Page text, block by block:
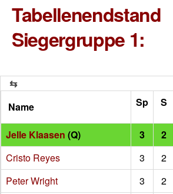
Tabellenendstand
Siegergruppe 1:
Name Sp S
Jelle Klaasen (Q) 3 2
Cristo Reyes
3 2
Peter Wright
3 2